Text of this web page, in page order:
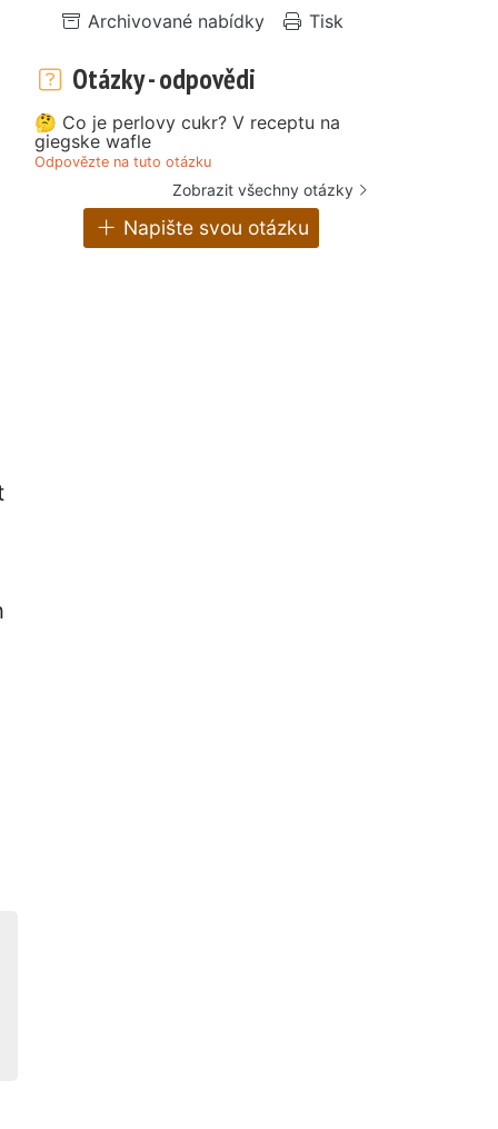
Archivované nabídky
Tisk
Otázky - odpovědi
🤔 Co je perlovy cukr? V receptu na
giegske wafle
Odpovězte na tuto otázku
Zobrazit všechny otázky
Napište svou otázku